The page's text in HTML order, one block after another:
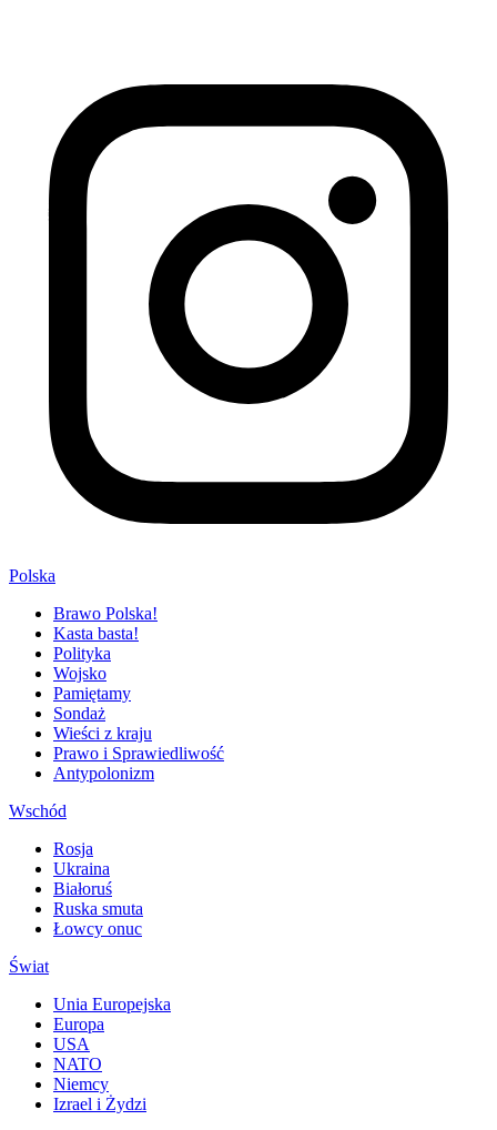
Polska
Brawo Polska!
Kasta basta!
Polityka
Wojsko
Pamiętamy
Sondaż
Wieści z kraju
Prawo i Sprawiedliwość
Antypolonizm
Wschód
Rosja
Ukraina
Białoruś
Ruska smuta
Łowcy onuc
Świat
Unia Europejska
Europa
USA
NATO
Niemcy
Izrael i Żydzi